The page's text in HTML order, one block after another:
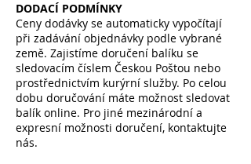
DODACÍ PODMÍNKY
Ceny dodávky se automaticky vypočítají
při zadávání objednávky podle vybrané
země. Zajistíme doručení balíku se
sledovacím číslem Českou Poštou nebo
prostřednictvím kurýrní služby. Po celou
dobu doručování máte možnost sledovat
balík online. Pro jiné mezinárodní a
expresní možnosti doručení, kontaktujte
nás.